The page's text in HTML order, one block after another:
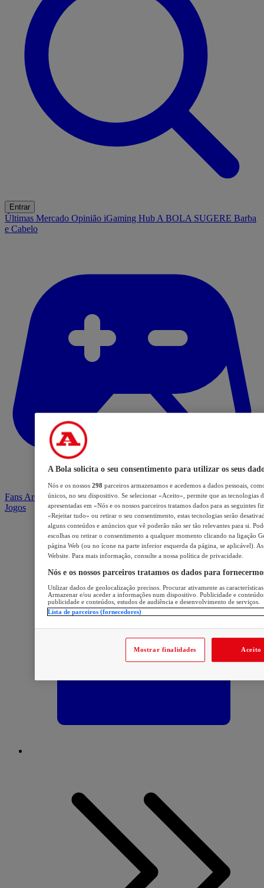
Entrar
Últimas Mercado Opinião iGaming Hub A BOLA SUGERE Barba
e Cabelo
Fans Arena
Jogos
A Bola solicita o seu consentimento para utilizar os seus
Nós e os nossos 298 parceiros armazenamos e acedemos a dados pessoais,
únicos, no seu dispositivo. Se selecionar «Aceito», permite que as tecnologias
apresentadas em «Nós e os nossos parceiros tratamos dados para as seguintes
«Rejeitar tudo» ou retirar o seu consentimento, estas tecnologias serão
alguns conteúdos e anúncios que vê poderão não ser tão relevantes para si.
escolhas ou retirar o consentimento a qualquer momento clicando na ligação
página Web (ou no ícone na parte inferior esquerda da página, se aplicável). As
Website. Para mais informação, consulte a nossa política de privacidade.
Nós e os nossos parceiros tratamos os dados para
Utilizar dados de geolocalização precisos. Procurar ativamente as
Armazenar e/ou aceder a informações num dispositivo. Publicidade e
publicidade e conteúdos, estudos de audiência e desenvolvimento de serviços.
Lista de parceiros (fornecedores)
Mostrar finalidades Aceito